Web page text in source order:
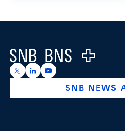
Logo
https://x.com/snb_bns
https://ch.linkedin.com/
https://
SNB NEWS